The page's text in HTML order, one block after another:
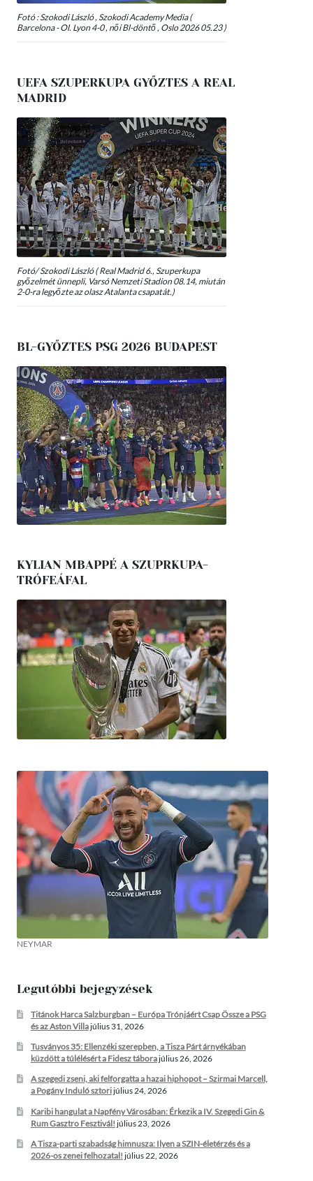
Fotó : Szokodi László , Szokodi Academy Media (
Barcelona - Ol. Lyon 4-0 , női Bl-döntő , Oslo 2026 05.23 )
UEFA SZUPERKUPA GYŐZTES A REAL
MADRID
Fotó/ Szokodi László ( Real Madrid 6., Szuperkupa
győzelmét ünnepli, Varsó Nemzeti Stadion 08.14, miután
2-0-ra legyőzte az olasz Atalanta csapatát.)
BL-GYŐZTES PSG 2026 BUDAPEST
KYLIAN MBAPPÉ A SZUPRKUPA-
TRÓFEÁFAL
NEYMAR
Legutóbbi bejegyzések
Titánok Harca Salzburgban – Európa Trónjáért Csap Össze a PSG
és az Aston Villajúlius 31, 2026
Tusványos 35: Ellenzéki szerepben, a Tisza Párt árnyékában
küzdött a túlélésért a Fidesz táborajúlius 26, 2026
A szegedi zseni, aki felforgatta a hazai hiphopot – Szirmai Marcell,
a Pogány Induló sztorijúlius 24, 2026
Karibi hangulat a Napfény Városában: Érkezik a IV. Szegedi Gin &
Rum Gasztro Fesztivál! július 23, 2026
A Tisza-parti szabadság himnusza: Ilyen a SZIN-életérzés és a
2026-os zenei felhozatal! július 22, 2026